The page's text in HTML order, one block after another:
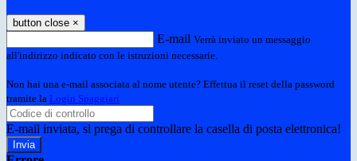
button close ×
E-mail Verrà inviato un messaggio
all'indirizzo indicato con le istruzioni necessarie.
Non hai una e-mail associata al nome utente? Effettua il reset della password
tramite la Login Spaggiari
E-mail inviata, si prega di controllare la casella di posta elettronica!